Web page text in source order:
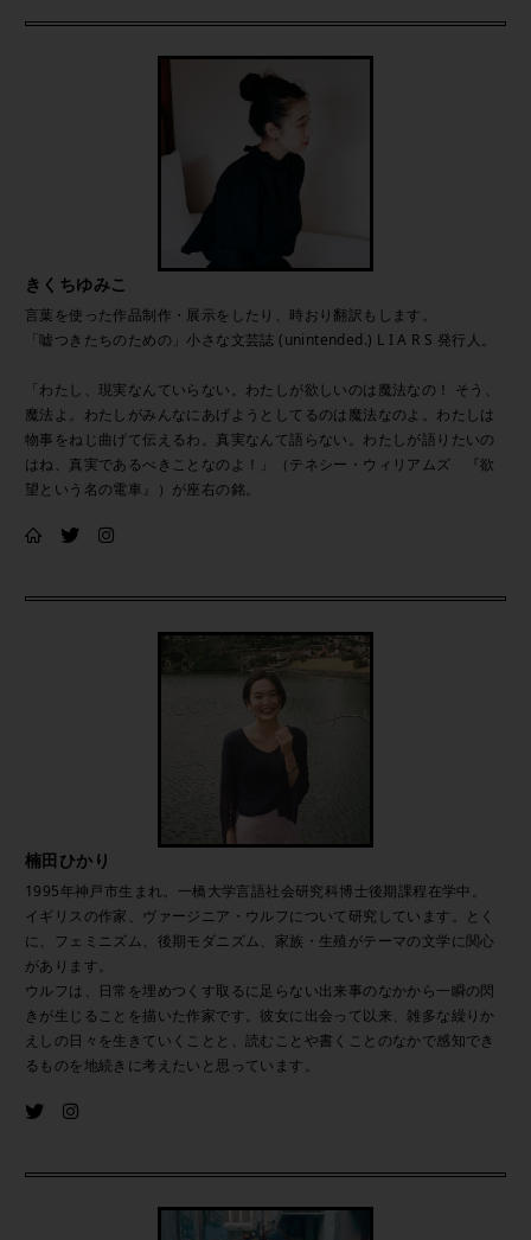
きくちゆみこ
言葉を使った作品制作・展示をしたり、時おり翻訳もします。
「嘘つきたちのための」小さな文芸誌 (unintended.) L I A R S 発行人。
「わたし、現実なんていらない。わたしが欲しいのは魔法なの！ そう、
魔法よ。わたしがみんなにあげようとしてるのは魔法なのよ。わたしは
物事をねじ曲げて伝えるわ。真実なんて語らない。わたしが語りたいの
はね、真実であるべきことなのよ！」（テネシー・ウィリアムズ 『欲
望という名の電車』）が座右の銘。
楠田ひかり
1995年神戸市生まれ。一橋大学言語社会研究科博士後期課程在学中。
イギリスの作家、ヴァージニア・ウルフについて研究しています。とく
に、フェミニズム、後期モダニズム、家族・生殖がテーマの文学に関心
があります。
ウルフは、日常を埋めつくす取るに足らない出来事のなかから一瞬の閃
きが生じることを描いた作家です。彼女に出会って以来、雑多な繰りか
えしの日々を生きていくことと、読むことや書くことのなかで感知でき
るものを地続きに考えたいと思っています。